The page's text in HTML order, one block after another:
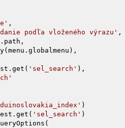
,
podľa vloženého výrazu' ,
'sel_search' ),
)
'sel_search' )